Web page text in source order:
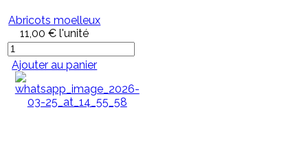
Abricots moelleux
11,00 € l'unité
Ajouter au panier